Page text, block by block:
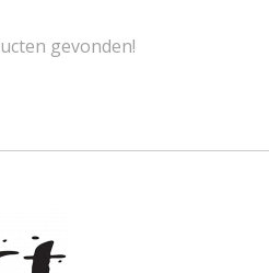
gevonden!